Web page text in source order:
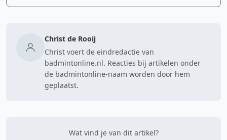
Christ de Rooij
Christ voert de eindredactie van
badmintonline.nl. Reacties bij artikelen onder
de badmintonline-naam worden door hem
geplaatst.
Wat vind je van dit artikel?